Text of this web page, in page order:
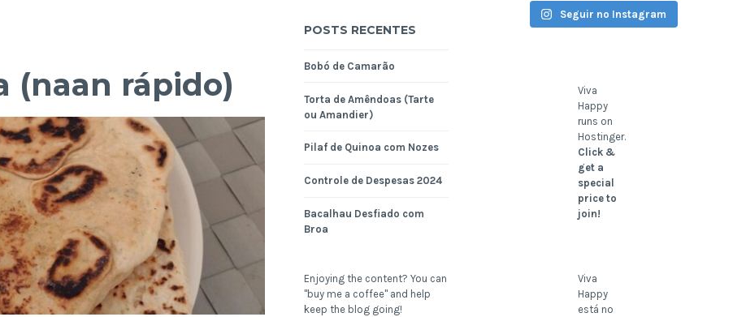
(naan rápido)
POSTS RECENTES
Bobó de Camarão
Torta de Amêndoas (Tarte
ou Amandier)
Pilaf de Quinoa com Nozes
Controle de Despesas 2024
Bacalhau Desfiado com
Broa
Enjoying the content? You can
"buy me a coffee" and help
keep the blog going!
Seguir no Instagram
Viva
Happy
runs on
Hostinger.
Click &
get a
special
price to
join!
Viva
Happy
está no